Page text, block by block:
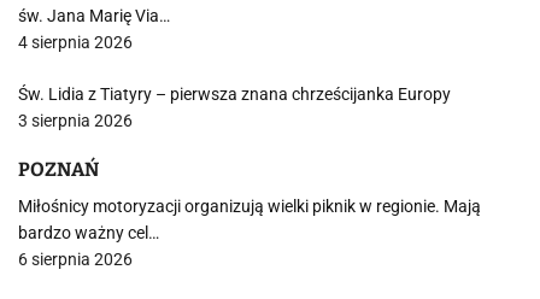
św. Jana Marię Via…
4 sierpnia 2026
Św. Lidia z Tiatyry – pierwsza znana chrześcijanka Europy
3 sierpnia 2026
POZNAŃ
Miłośnicy motoryzacji organizują wielki piknik w regionie. Mają
bardzo ważny cel…
6 sierpnia 2026